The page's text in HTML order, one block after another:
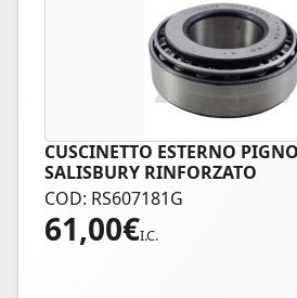
CUSCINETTO ESTERNO
SALISBURY RINFORZATO
COD: RS607181G
61,00€I.C.